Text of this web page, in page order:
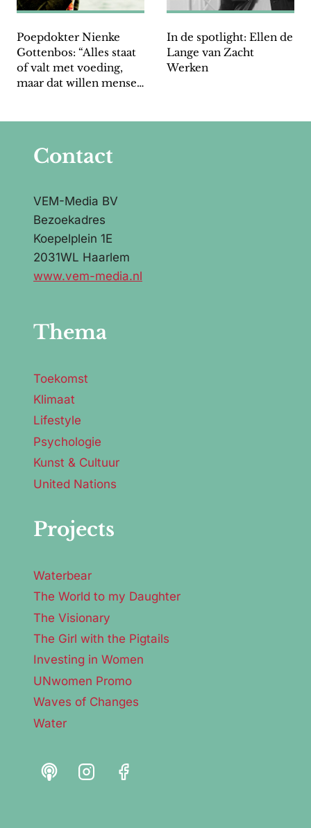
Poepdokter Nienke
Gottenbos: “Alles staat
of valt met voeding,
maar dat willen mensen
In de spotlight: Ellen de
Lange van Zacht
Werken
Contact
VEM-Media BV
Bezoekadres
Koepelplein 1E
2031WL Haarlem
www.vem-media.nl
Thema
Toekomst
Klimaat
Lifestyle
Psychologie
Kunst & Cultuur
United Nations
Projects
Waterbear
The World to my Daughter
The Visionary
The Girl with the Pigtails
Investing in Women
UNwomen Promo
Waves of Changes
Water